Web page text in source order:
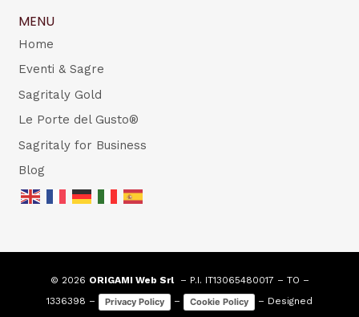
MENU
Home
Eventi & Sagre
Sagritaly Gold
Le Porte del Gusto®
Sagritaly for Business
Blog
© 2026 ORIGAMI Web Srl– P.I. IT13065480017 – TO –
1336398 –
Privacy Policy – Cookie Policy
– Designed